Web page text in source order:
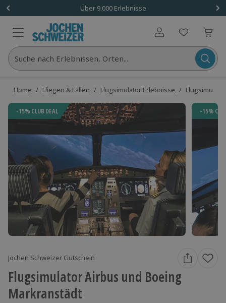
Über 9.000 Erlebnisse
Benutzerkonto
Suche nach Erlebnissen, Orten...
Home / Fliegen & Fallen / Flugsimulator Erlebnisse /
-15% CLUB DEAL -15%
Jochen Schweizer Gutschein
Flugsimulator Airbus und Boeing
Markranstädt